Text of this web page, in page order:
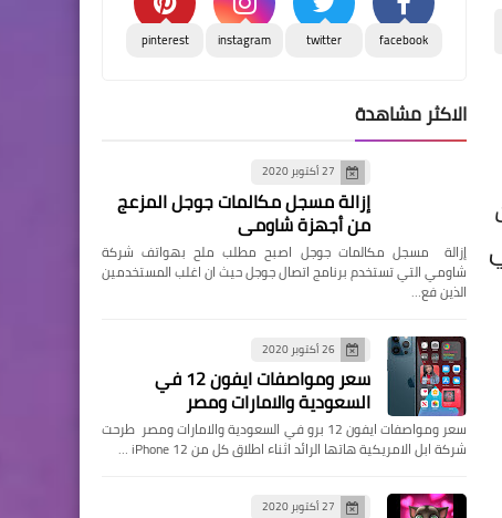
facebook
twitter
instagram
pinterest
الاكثر مشاهدة
27 أكتوبر 2020
إزالة مسجل مكالمات جوجل المزعج
من أجهزة شاومي
إزالة مسجل مكالمات جوجل اصبح مطلب ملح بهواتف شركة
شاومي التي تستخدم برنامج اتصال جوجل حيث ان اغلب المستخدمين
الذين فع…
26 أكتوبر 2020
سعر ومواصفات ايفون 12 في
السعودية والامارات ومصر
سعر ومواصفات ايفون 12 برو في السعودية والامارات ومصر طرحت
شركة ابل الامريكية هاتها الرائد اثناء اطلاق كل من iPhone 12 …
27 أكتوبر 2020